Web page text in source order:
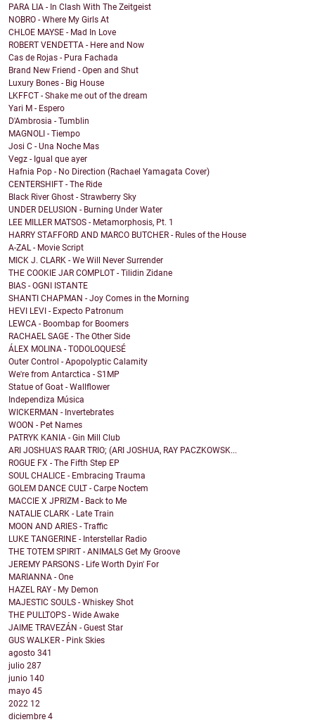
PARA LIA - In Clash With The Zeitgeist
NOBRO - Where My Girls At
CHLOE MAYSE - Mad In Love
ROBERT VENDETTA - Here and Now
Cas de Rojas - Pura Fachada
Brand New Friend - Open and Shut
Luxury Bones - Big House
LKFFCT - Shake me out of the dream
Yari M - Espero
D'Ambrosia - Tumblin
MAGNOLI - Tiempo
Josi C - Una Noche Mas
Vegz - Igual que ayer
Hafnia Pop - No Direction (Rachael Yamagata Cover)
CENTERSHIFT - The Ride
Black River Ghost - Strawberry Sky
UNDER DELUSION - Burning Under Water
LEE MILLER MATSOS - Metamorphosis, Pt. 1
HARRY STAFFORD AND MARCO BUTCHER - Rules of the House
A-ZAL - Movie Script
MICK J. CLARK - We Will Never Surrender
THE COOKIE JAR COMPLOT - Tilidin Zidane
BIAS - OGNI ISTANTE
SHANTI CHAPMAN - Joy Comes in the Morning
HEVI LEVI - Expecto Patronum
LEWCA - Boombap for Boomers
RACHAEL SAGE - The Other Side
ÁLEX MOLINA - TODOLOQUESÉ
Outer Control - Apopolyptic Calamity
We're from Antarctica - S1MP
Statue of Goat - Wallflower
Independiza Música
WICKERMAN - Invertebrates
WOON - Pet Names
PATRYK KANIA - Gin Mill Club
ARI JOSHUA'S RAAR TRIO; (ARI JOSHUA, RAY PACZKOWSK...
ROGUE FX - The Fifth Step EP
SOUL CHALICE - Embracing Trauma
GOLEM DANCE CULT - Carpe Noctem
MACCIE X JPRIZM - Back to Me
NATALIE CLARK - Late Train
MOON AND ARIES - Traffic
LUKE TANGERINE - Interstellar Radio
THE TOTEM SPIRIT - ANIMALS Get My Groove
JEREMY PARSONS - Life Worth Dyin' For
MARIANNA - One
HAZEL RAY - My Demon
MAJESTIC SOULS - Whiskey Shot
THE PULLTOPS - Wide Awake
JAIME TRAVEZÁN - Guest Star
GUS WALKER - Pink Skies
agosto 341
julio 287
junio 140
mayo 45
2022 12
diciembre 4